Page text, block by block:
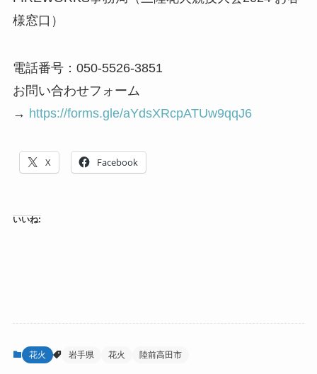
様窓口）
電話番号：050-5526-3851
お問い合わせフォーム
→ https://forms.gle/aYdsXRcpATUw9qqJ6
X Facebook
いいね:
花火 岩手県 花火 陸前高田市